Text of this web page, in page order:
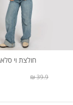
חולצת וי
39.9 ₪